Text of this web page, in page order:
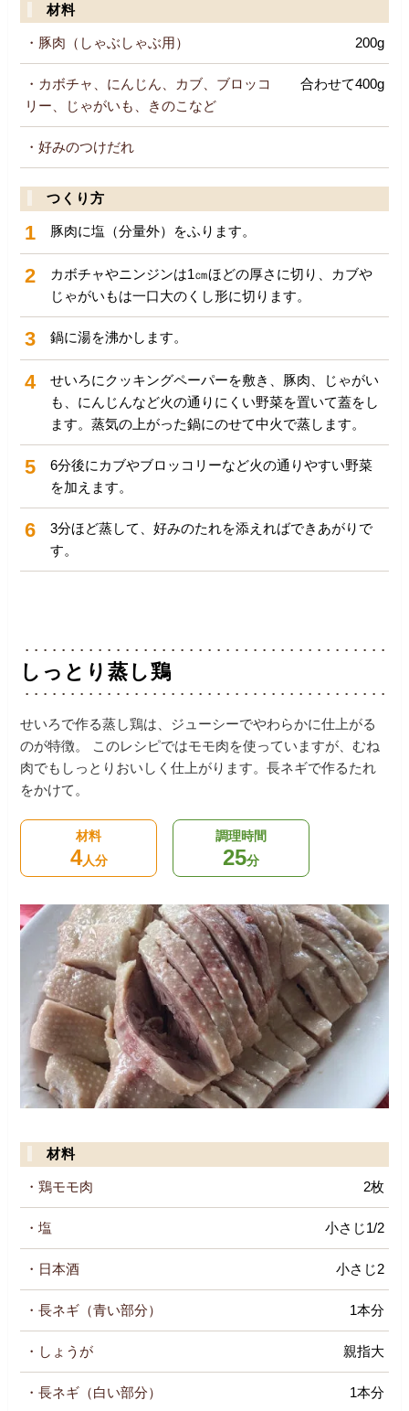
材料
・豚肉（しゃぶしゃぶ用） 200g
・カボチャ、にんじん、カブ、ブロッコ
リー、じゃがいも、きのこなど
合わせて400g
・好みのつけだれ
つくり方
1 豚肉に塩（分量外）をふります。
2
カボチャやニンジンは1㎝ほどの厚さに切り、カブや
じゃがいもは一口大のくし形に切ります。
3 鍋に湯を沸かします。
4
せいろにクッキングペーパーを敷き、豚肉、じゃがい
も、にんじんなど火の通りにくい野菜を置いて蓋をし
ます。蒸気の上がった鍋にのせて中火で蒸します。
5
6分後にカブやブロッコリーなど火の通りやすい野菜
を加えます。
6
3分ほど蒸して、好みのたれを添えればできあがりで
す。
しっとり蒸し鶏
せいろで作る蒸し鶏は、ジューシーでやわらかに仕上がる
のが特徴。
このレシピではモモ肉を使っていますが、むね
肉でもしっとりおいしく仕上がります。長ネギで作るたれ
をかけて。
材料
4人分
調理時間
25分
材料
・鶏モモ肉 2枚
・塩 小さじ1/2
・日本酒 小さじ2
・長ネギ（青い部分） 1本分
・しょうが 親指大
・長ネギ（白い部分） 1本分